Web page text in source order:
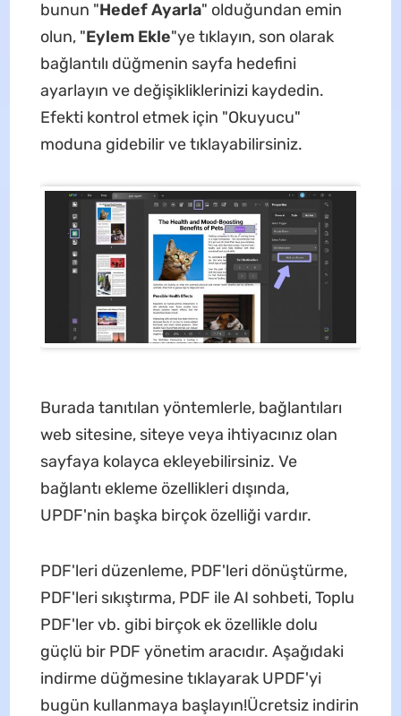
bunun "Hedef Ayarla" olduğundan emin
olun, "Eylem Ekle"ye tıklayın, son olarak
bağlantılı düğmenin sayfa hedefini
ayarlayın ve değişikliklerinizi kaydedin.
Efekti kontrol etmek için "Okuyucu"
moduna gidebilir ve tıklayabilirsiniz.
Burada tanıtılan yöntemlerle, bağlantıları
web sitesine, siteye veya ihtiyacınız olan
sayfaya kolayca ekleyebilirsiniz. Ve
bağlantı ekleme özellikleri dışında,
UPDF'nin başka birçok özelliği vardır.
PDF'leri düzenleme, PDF'leri dönüştürme,
PDF'leri sıkıştırma, PDF ile AI sohbeti, Toplu
PDF'ler vb. gibi birçok ek özellikle dolu
güçlü bir PDF yönetim aracıdır. Aşağıdaki
indirme düğmesine tıklayarak UPDF'yi
bugün kullanmaya başlayın!Ücretsiz indirin